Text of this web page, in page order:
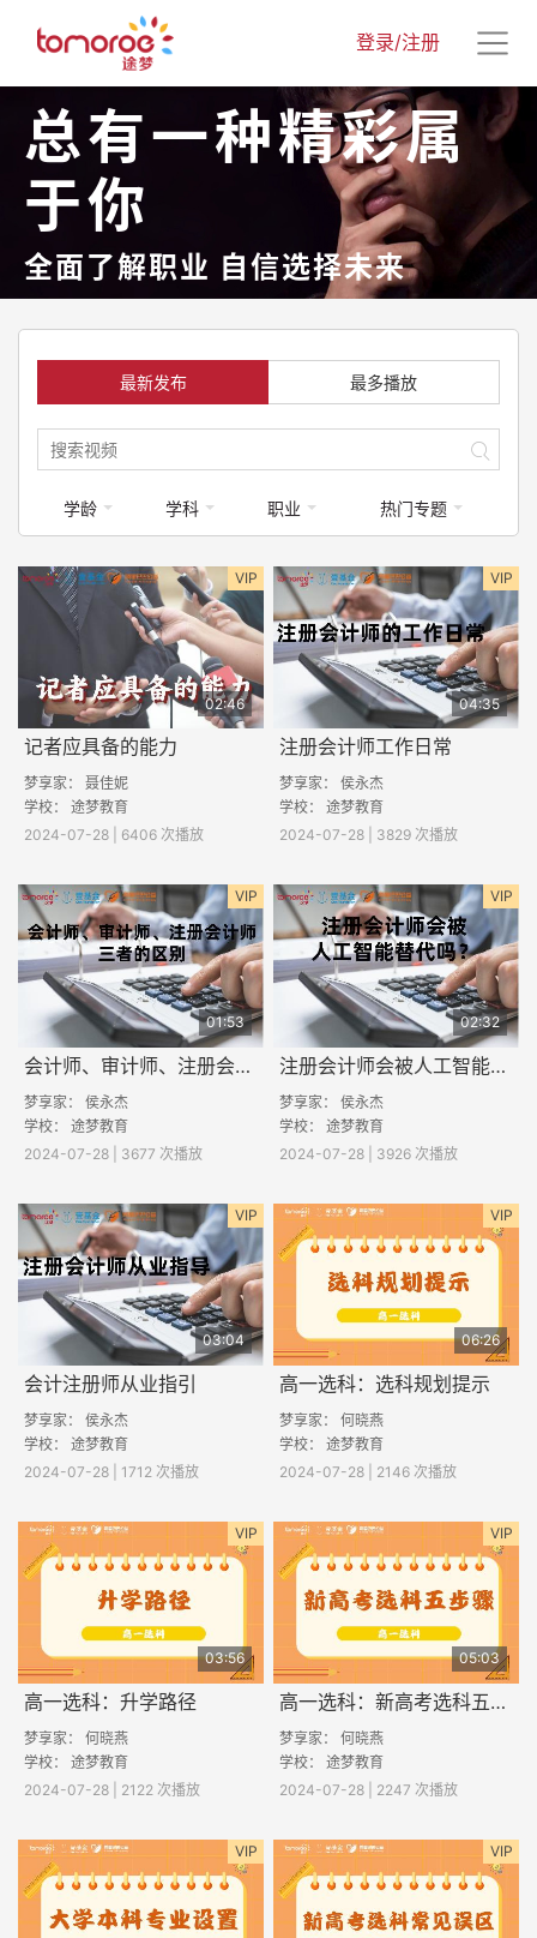
登录/注册
总有一种精彩属
于你
全面了解职业 自信选择未来
最新发布 最多播放
学龄 学科 职业 热门专题
VIP
02:46
记者应具备的能力
梦享家： 聂佳妮
学校： 途梦教育
2024-07-28 | 6406 次播放
VIP
04:35
注册会计师工作日常
梦享家： 侯永杰
学校： 途梦教育
2024-07-28 | 3829 次播放
VIP
01:53
会计师、审计师、注册会计师三者的区别
梦享家： 侯永杰
学校： 途梦教育
2024-07-28 | 3677 次播放
VIP
02:32
注册会计师会被人工智能替代吗？
梦享家： 侯永杰
学校： 途梦教育
2024-07-28 | 3926 次播放
VIP
03:04
会计注册师从业指引
梦享家： 侯永杰
学校： 途梦教育
2024-07-28 | 1712 次播放
VIP
06:26
高一选科：选科规划提示
梦享家： 何晓燕
学校： 途梦教育
2024-07-28 | 2146 次播放
VIP
03:56
高一选科：升学路径
梦享家： 何晓燕
学校： 途梦教育
2024-07-28 | 2122 次播放
VIP
05:03
高一选科：新高考选科五步骤
梦享家： 何晓燕
学校： 途梦教育
2024-07-28 | 2247 次播放
VIP VIP